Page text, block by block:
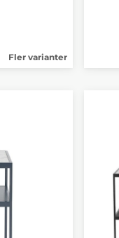
Fler varianter